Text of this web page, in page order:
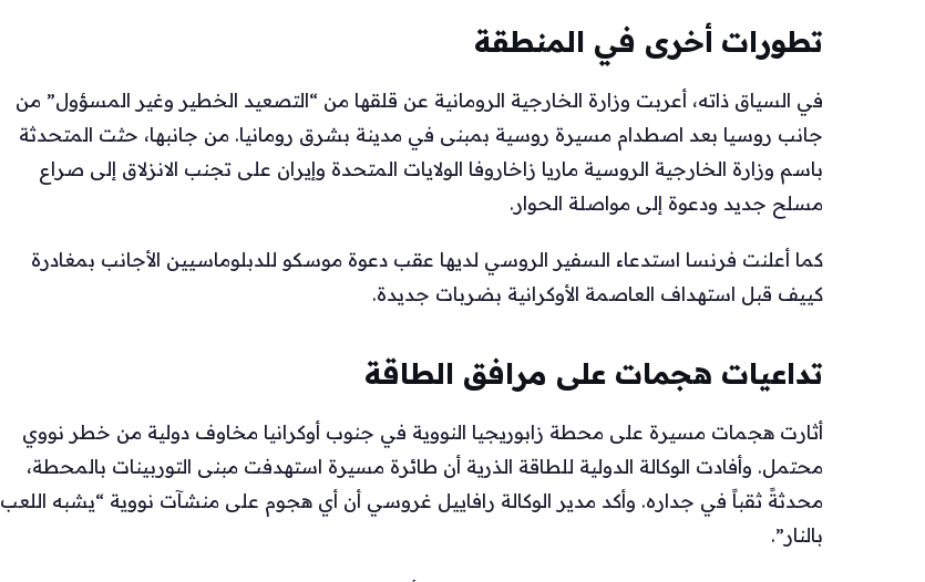
تطورات أخرى في المنطقة
في السياق ذاته، أعربت وزارة الخارجية الرومانية عن قلقها من “التصعيد الخطير وغير المسؤول” من
جانب روسيا بعد اصطدام مسيرة روسية بمبنى في مدينة بشرق رومانيا. من جانبها، حثت المتحدثة
باسم وزارة الخارجية الروسية ماريا زاخاروفا الولايات المتحدة وإيران على تجنب الانزلاق إلى صراع
مسلح جديد ودعوة إلى مواصلة الحوار.
كما أعلنت فرنسا استدعاء السفير الروسي لديها عقب دعوة موسكو للدبلوماسيين الأجانب بمغادرة
كييف قبل استهداف العاصمة الأوكرانية بضربات جديدة.
تداعيات هجمات على مرافق الطاقة
أثارت هجمات مسيرة على محطة زابوريجيا النووية في جنوب أوكرانيا مخاوف دولية من خطر نووي
محتمل. وأفادت الوكالة الدولية للطاقة الذرية أن طائرة مسيرة استهدفت مبنى التوربينات بالمحطة،
محدثةً ثقباً في جداره. وأكد مدير الوكالة رافاييل غروسي أن أي هجوم على منشآت نووية “يشبه اللعب
بالنار”.